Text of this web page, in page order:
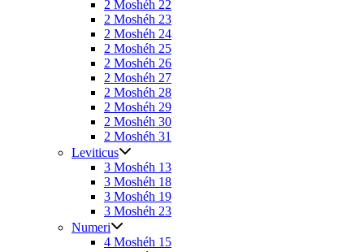
2 Moshéh 22
2 Moshéh 23
2 Moshéh 24
2 Moshéh 25
2 Moshéh 26
2 Moshéh 27
2 Moshéh 28
2 Moshéh 29
2 Moshéh 30
2 Moshéh 31
Leviticus
3 Moshéh 13
3 Moshéh 18
3 Moshéh 19
3 Moshéh 23
Numeri
4 Moshéh 15